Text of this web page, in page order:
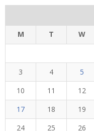
M T W
3
4 5
10
11 12
17
18 19
24
25 26